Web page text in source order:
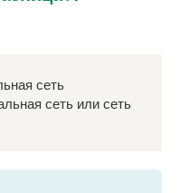
сеть
сеть или сеть